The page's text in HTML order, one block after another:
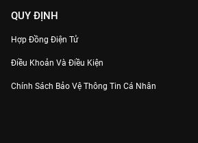
QUY ĐỊNH
Hợp Đồng Điện Tử
Điều Khoản Và Điều Kiện
Chính Sách Bảo Vệ Thông Tin Cá Nhân